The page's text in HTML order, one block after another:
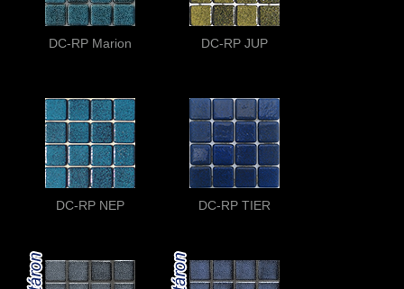
DC-RP Marion DC-RP JUP
DC-RP NEP DC-RP TIER